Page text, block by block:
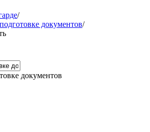
/
документов/
документов